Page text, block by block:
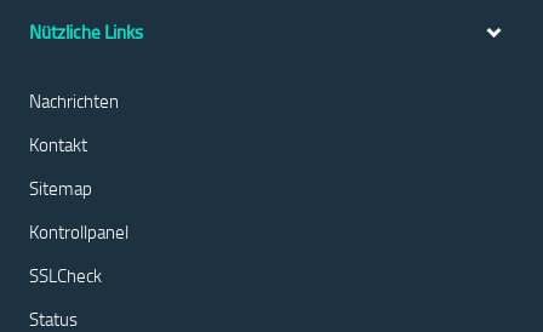
Nützliche Links
Nachrichten
Kontakt
Sitemap
Kontrollpanel
SSLCheck
Status